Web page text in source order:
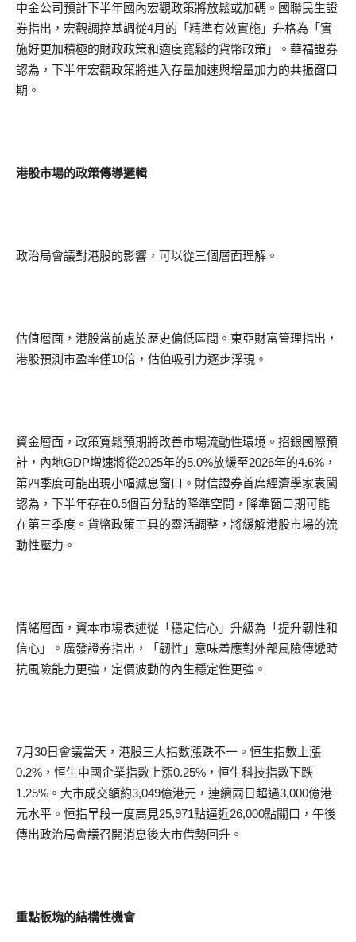
中金公司預計下半年國內宏觀政策將放鬆或加碼。國聯民生證
券指出，宏觀調控基調從4月的「精準有效實施」升格為「實
施好更加積極的財政政策和適度寬鬆的貨幣政策」。華福證券
認為，下半年宏觀政策將進入存量加速與增量加力的共振窗口
期。
港股市場的政策傳導邏輯
政治局會議對港股的影響，可以從三個層面理解。
估值層面，港股當前處於歷史偏低區間。東亞財富管理指出，
港股預測市盈率僅10倍，估值吸引力逐步浮現。
資金層面，政策寬鬆預期將改善市場流動性環境。招銀國際預
計，內地GDP增速將從2025年的5.0%放緩至2026年的4.6%，
第四季度可能出現小幅減息窗口。財信證券首席經濟學家袁闖
認為，下半年存在0.5個百分點的降準空間，降準窗口期可能
在第三季度。貨幣政策工具的靈活調整，將緩解港股市場的流
動性壓力。
情緒層面，資本市場表述從「穩定信心」升級為「提升韌性和
信心」。廣發證券指出，「韌性」意味着應對外部風險傳遞時
抗風險能力更強，定價波動的內生穩定性更強。
7月30日會議當天，港股三大指數漲跌不一。恒生指數上漲
0.2%，恒生中國企業指數上漲0.25%，恒生科技指數下跌
1.25%。大市成交額約3,049億港元，連續兩日超過3,000億港
元水平。恒指早段一度高見25,971點逼近26,000點關口，午後
傳出政治局會議召開消息後大市借勢回升。
重點板塊的結構性機會